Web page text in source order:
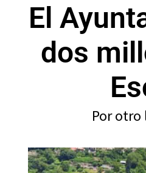
El
dos
Por otro